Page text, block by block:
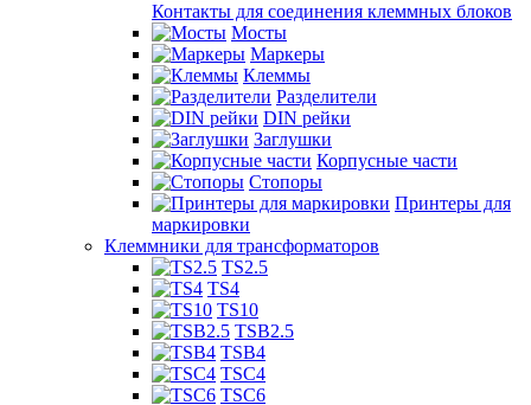
Контакты для соединения клеммных блоков
Мосты
Маркеры
Клеммы
Разделители
DIN рейки
Заглушки
Корпусные части
Стопоры
Принтеры для
маркировки
Клеммники для трансформаторов
TS2.5
TS4
TS10
TSB2.5
TSB4
TSC4
TSC6